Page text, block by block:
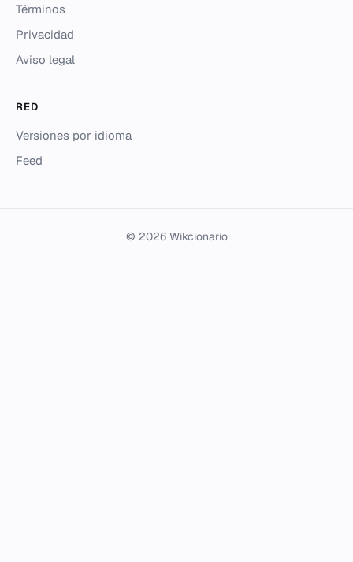
Términos
Privacidad
Aviso legal
RED
Versiones por idioma
Feed
© 2026 Wikcionario